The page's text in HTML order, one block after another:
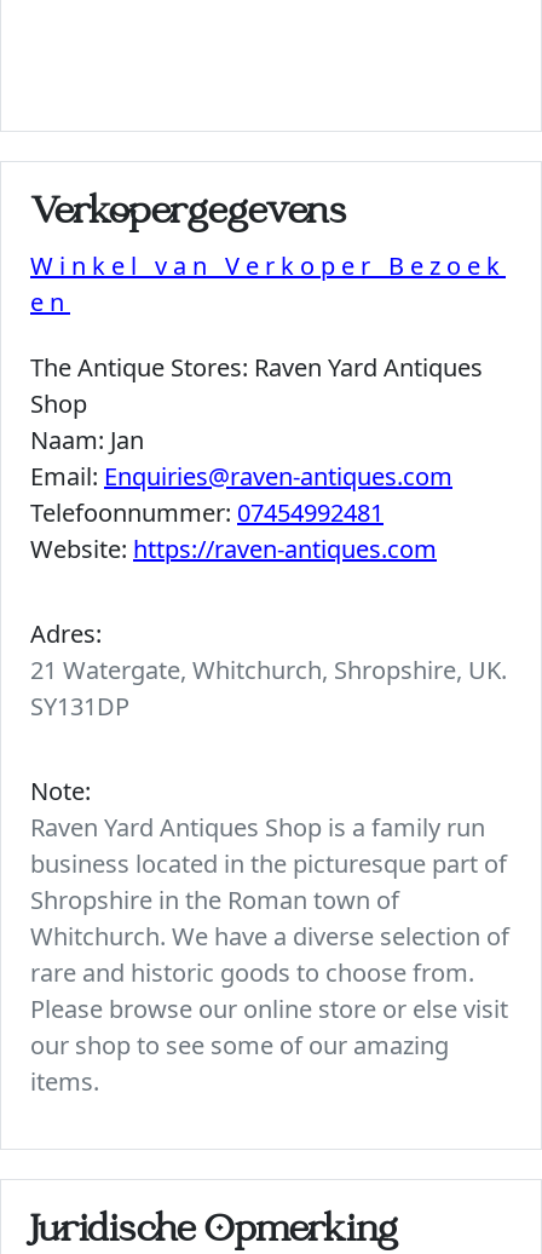
Verkopergegevens
Winkel van Verkoper Bezoek
en
The Antique Stores: Raven Yard Antiques
Shop
Naam: Jan
Email: Enquiries@raven-antiques.com
Telefoonnummer: 07454992481
Website: https://raven-antiques.com
Adres:
21 Watergate, Whitchurch, Shropshire, UK.
SY131DP
Note:
Raven Yard Antiques Shop is a family run
business located in the picturesque part of
Shropshire in the Roman town of
Whitchurch. We have a diverse selection of
rare and historic goods to choose from.
Please browse our online store or else visit
our shop to see some of our amazing
items.
Juridische Opmerking